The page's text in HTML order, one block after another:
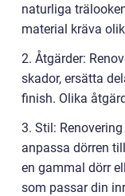
naturliga
material kräva
2. Åtgärder:
skador, ersätta
finish. Olika
3. Stil:
anpassa dörren
en gammal dörr
som passar din